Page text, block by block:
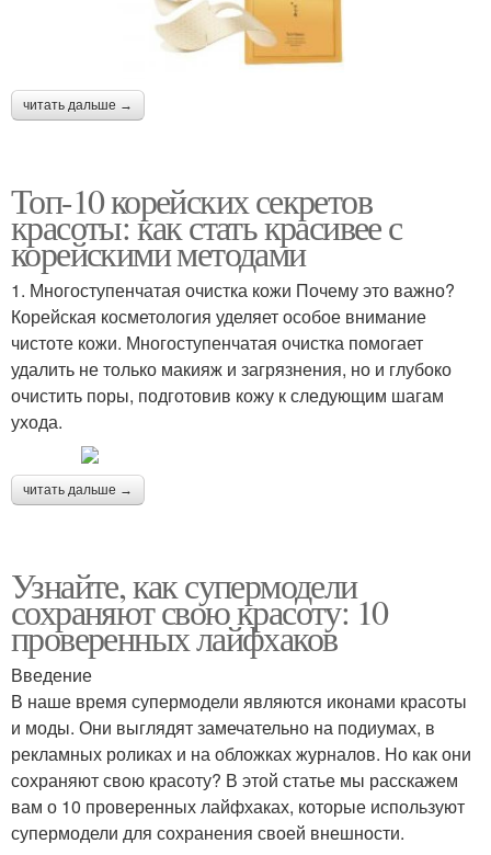
читать дальше →
Топ-10 корейских секретов
красоты: как стать красивее с
корейскими методами
1. Многоступенчатая очистка кожи Почему это важно?
Корейская косметология уделяет особое внимание
чистоте кожи. Многоступенчатая очистка помогает
удалить не только макияж и загрязнения, но и глубоко
очистить поры, подготовив кожу к следующим шагам
ухода.
читать дальше →
Узнайте, как супермодели
сохраняют свою красоту: 10
проверенных лайфхаков
Введение
В наше время супермодели являются иконами красоты
и моды. Они выглядят замечательно на подиумах, в
рекламных роликах и на обложках журналов. Но как они
сохраняют свою красоту? В этой статье мы расскажем
вам о 10 проверенных лайфхаках, которые используют
супермодели для сохранения своей внешности.